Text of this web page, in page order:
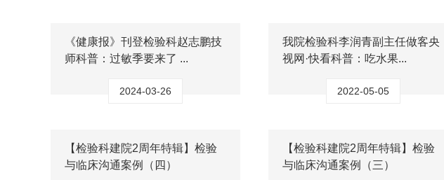
《健康报》刊登检验科赵志鹏技
师科普：过敏季要来了 ...
2024-03-26
我院检验科李润青副主任做客央
视网·快看科普：吃水果...
2022-05-05
【检验科建院2周年特辑】检验
与临床沟通案例（四）
【检验科建院2周年特辑】检验
与临床沟通案例（三）